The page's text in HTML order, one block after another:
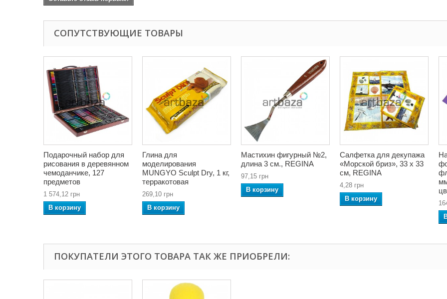
СОПУТСТВУЮЩИЕ ТОВАРЫ
Подарочный набор для
рисования в деревянном
чемоданчике, 127
предметов
1 574,12 грн
В корзину
Глина для
моделирования
MUNGYO Sculpt Dry, 1 кг,
терракотовая
269,10 грн
В корзину
Мастихин фигурный №2,
длина 3 см., REGINA
97,15 грн
В корзину
Салфетка для декупажа
«Морской бриз», 33 x 33
см, REGINA
4,28 грн
В корзину
ПОКУПАТЕЛИ ЭТОГО ТОВАРА ТАК ЖЕ ПРИОБРЕЛИ: